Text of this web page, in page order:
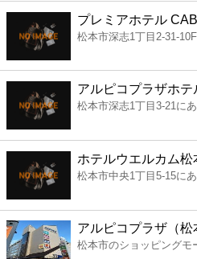
エンタメ
書店
ファミレス
ファーストフード
カフェ
プレミアホテル
松本市深志1丁目2-31-
アルピコプラザホテ
松本市深志1丁目3-21に
ホテルウエルカム松
松本市中央1丁目5-15に
アルピコプラザ（松
松本市のショッピングモ